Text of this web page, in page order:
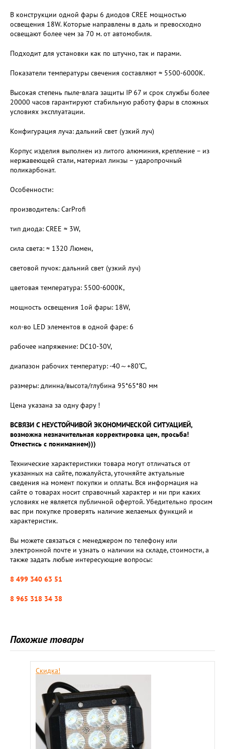
В конструкции одной фары 6 диодов CREE мощностью
освещения 18W. Которые направлены в даль и превосходно
освещают более чем за 70 м. от автомобиля.
Подходит для установки как по штучно, так и парами.
Показатели температуры свечения составляют ≈ 5500-6000K.
Высокая степень пыле-влага защиты IP 67 и срок службы более
20000 часов гарантируют стабильную работу фары в сложных
условиях эксплуатации.
Конфигурация луча: дальний свет (узкий луч)
Корпус изделия выполнен из литого алюминия, крепление – из
нержавеющей стали, материал линзы – ударопрочный
поликарбонат.
Особенности:
производитель: CarProfi
тип диода: CREE ≈ 3W,
cила света: ≈ 1320 Люмен,
световой пучок: дальний свет (узкий луч)
цветовая температура: 5500-6000K,
мощность освещения 1ой фары: 18W,
кол-во LED элементов в одной фаре: 6
рабочее напряжение: DC10-30V,
диапазон рабочих температур: -40～+80℃,
размеры: длинна/высота/глубина 95*65*80 мм
Цена указана за одну фару !
ВСВЯЗИ С НЕУСТОЙЧИВОЙ ЭКОНОМИЧЕСКОЙ СИТУАЦИЕЙ,
возможна незначительная корректировка цен, просьба!
Отнестись с пониманием)))
Технические характеристики товара могут отличаться от
указанных на сайте, пожалуйста, уточняйте актуальные
сведения на момент покупки и оплаты. Вся информация на
сайте о товарах носит справочный характер и ни при каких
условиях не является публичной офертой. Убедительно просим
вас при покупке проверять наличие желаемых функций и
характеристик.
Вы можете связаться с менеджером по телефону или
электронной почте и узнать о наличии на складе, стоимости, а
также задать любые интересующие вопросы:
8 499 340 63 51
8 965 318 34 38
Похожие товары
Скидка!